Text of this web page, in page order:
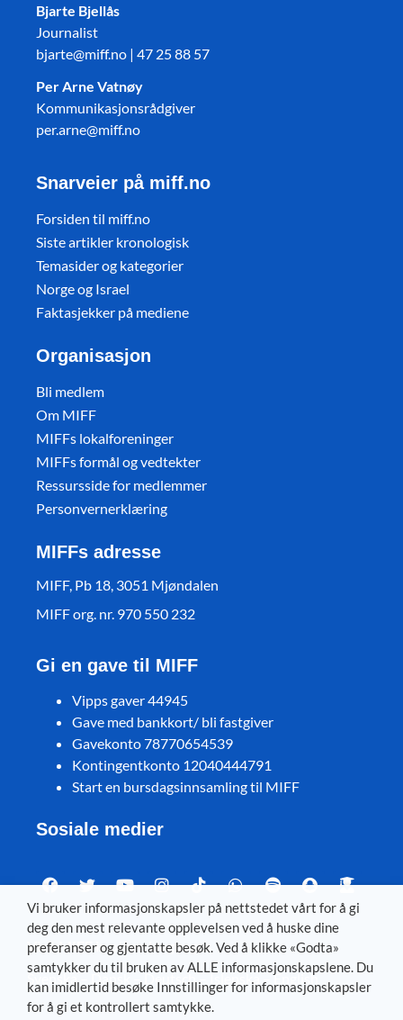
Bjarte Bjellås
Journalist
bjarte@miff.no | 47 25 88 57
Per Arne Vatnøy
Kommunikasjonsrådgiver
per.arne@miff.no
Snarveier på miff.no
Forsiden til miff.no
Siste artikler kronologisk
Temasider og kategorier
Norge og Israel
Faktasjekker på mediene
Organisasjon
Bli medlem
Om MIFF
MIFFs lokalforeninger
MIFFs formål og vedtekter
Ressursside for medlemmer
Personvernerklæring
MIFFs adresse
MIFF, Pb 18, 3051 Mjøndalen
MIFF org. nr. 970 550 232
Gi en gave til MIFF
Vipps gaver 44945
Gave med bankkort/ bli fastgiver
Gavekonto 78770654539
Kontingentkonto 12040444791
Start en bursdagsinnsamling til MIFF
Sosiale medier
Visit MIFF in other languages
Svenska– Dansk – Deutsch– Íslenska –English
Vi bruker informasjonskapsler på nettstedet vårt for å gi
deg den mest relevante opplevelsen ved å huske dine
preferanser og gjentatte besøk. Ved å klikke «Godta»
samtykker du til bruken av ALLE informasjonskapslene. Du
kan imidlertid besøke Innstillinger for informasjonskapsler
for å gi et kontrollert samtykke.